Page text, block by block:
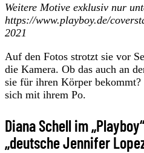
Weitere Motive exklusiv nur
https://www.playboy.de/
2021
Auf den Fotos strotzt sie vor
die Kamera. Ob das auch an
sie für ihren Körper
sich mit ihrem Po.
Diana Schell im
„deutsche Jennifer